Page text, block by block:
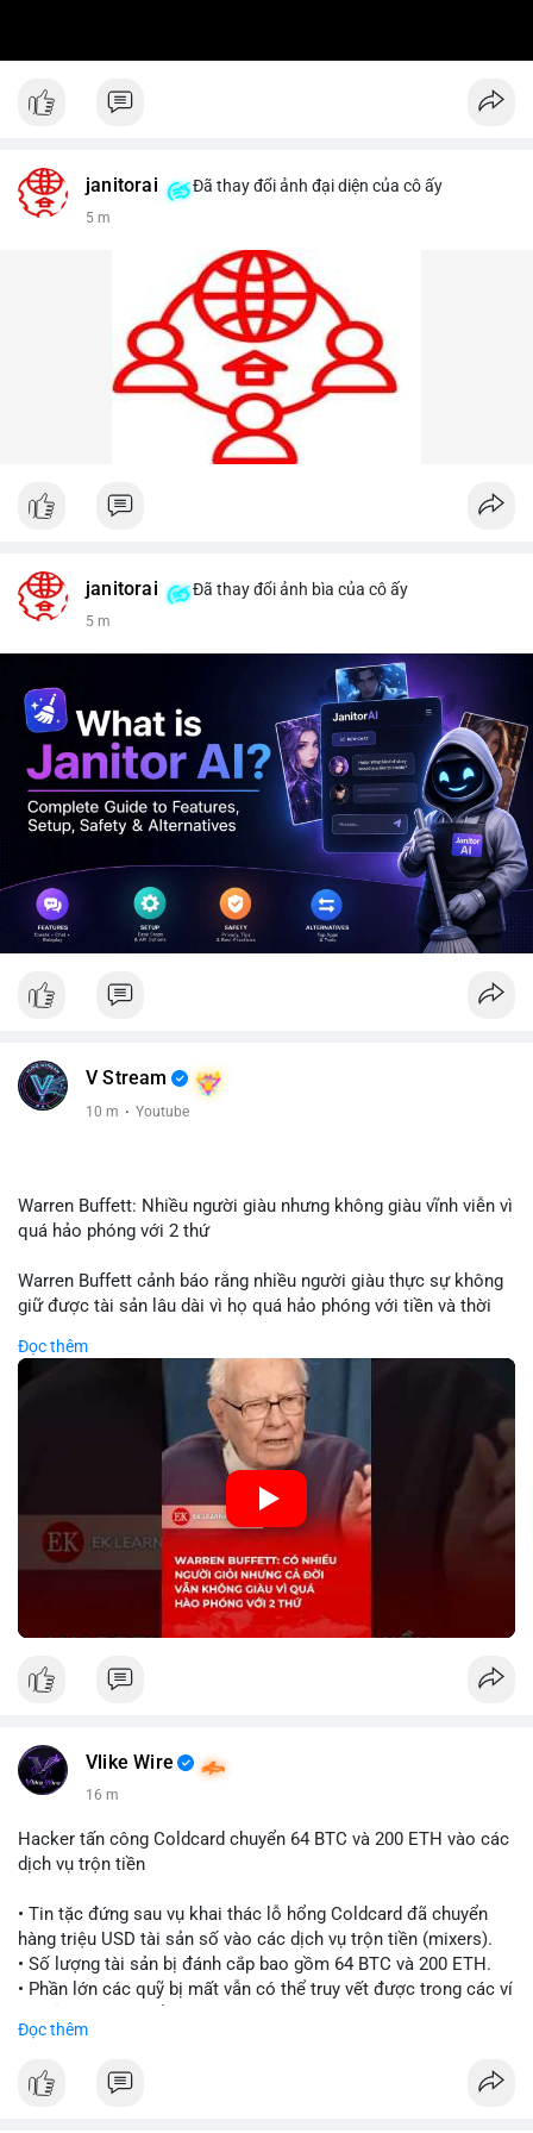
janitorai Đã thay đổi ảnh đại diện của cô ấy
5 m
janitorai Đã thay đổi ảnh bìa của cô ấy
5 m
V Stream
10 m · Youtube
Warren Buffett: Nhiều người giàu nhưng không giàu vĩnh viễn vì
quá hảo phóng với 2 thứ
Warren Buffett cảnh báo rằng nhiều người giàu thực sự không
giữ được tài sản lâu dài vì họ quá hảo phóng với tiền và thời
nhuận tái đầu tư và suy giảm sức mạnh tăng trưởng danh mục.
Đối với nhà đầu tư crypto, giữ lại lợi nhuận để tái đầu tư vào
dự án tiềm năng quan trọng hơn chia sẻ quá mức. Cân bằng
đóng góp xã hội và bảo vệ tài sản giúp nhà đầu tư đạt được
bền vững tài chính mà Buffett đề cao.
🎥 Xem video trực tiếp tại:
Nguồn: KIEN THUC KINH TE
Đọc thêm
Vlike Wire
16 m
Hacker tấn công Coldcard chuyển 64 BTC và 200 ETH vào các
dịch vụ trộn tiền
• Tin tặc đứng sau vụ khai thác lỗ hổng Coldcard đã chuyển
hàng triệu USD tài sản số vào các dịch vụ trộn tiền (mixers).
• Số lượng tài sản bị đánh cắp bao gồm 64 BTC và 200 ETH.
• Phần lớn các quỹ bị mất vẫn có thể truy vết được trong các ví
#cryptonews
Đọc thêm